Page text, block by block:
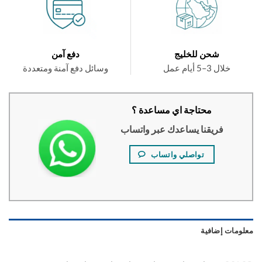
شحن للخليج
دفع آمن
وسائل دفع آمنة ومتعددة
محتاجة اي مساعدة ؟
فريقنا يساعدك عبر واتساب
تواصلي واتساب
إضافية